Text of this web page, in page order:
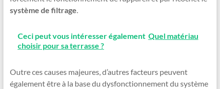
système de filtrage.
Ceci peut vous intéresser également Quel matériau
choisir pour sa terrasse ?
Outre ces causes majeures, d’autres facteurs peuvent
également être à la base du dysfonctionnement du système